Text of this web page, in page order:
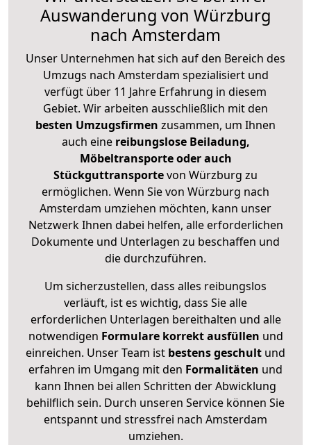
Auswanderung von Würzburg
nach Amsterdam
Unser Unternehmen hat sich auf den Bereich des
Umzugs nach Amsterdam spezialisiert und
verfügt über 11 Jahre Erfahrung in diesem
Gebiet. Wir arbeiten ausschließlich mit den
besten Umzugsfirmen zusammen, um Ihnen
auch eine reibungslose Beiladung,
Möbeltransporte oder auch
Stückguttransportevon Würzburg zu
ermöglichen. Wenn Sie von Würzburg nach
Amsterdam umziehen möchten, kann unser
Netzwerk Ihnen dabei helfen, alle erforderlichen
Dokumente und Unterlagen zu beschaffen und
die durchzuführen.
Um sicherzustellen, dass alles reibungslos
verläuft, ist es wichtig, dass Sie alle
erforderlichen Unterlagen bereithalten und alle
notwendigen Formulare korrekt ausfüllen und
einreichen. Unser Team ist bestens geschult und
erfahren im Umgang mit den Formalitäten und
kann Ihnen bei allen Schritten der Abwicklung
behilflich sein. Durch unseren Service können Sie
entspannt und stressfrei nach Amsterdam
umziehen.